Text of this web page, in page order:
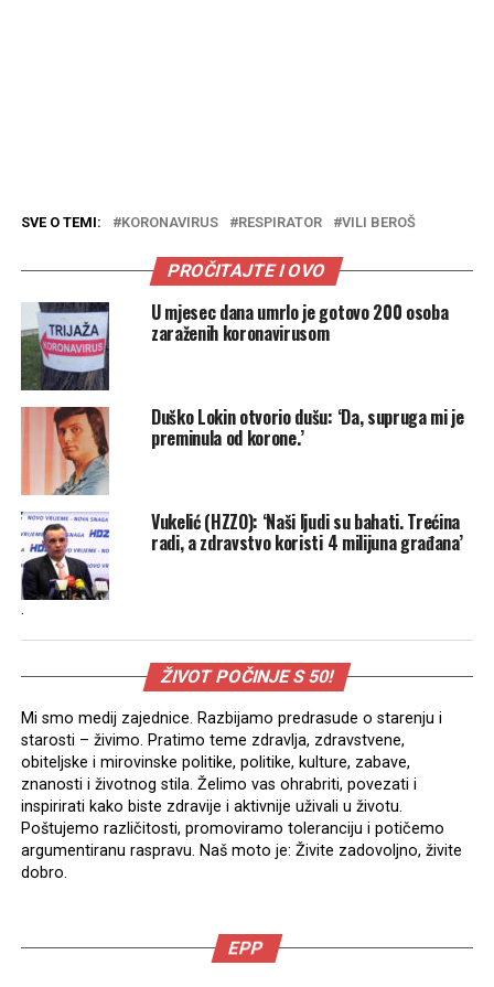
SVE O TEMI: KORONAVIRUS RESPIRATOR VILI BEROŠ
PROČITAJTE I OVO
U mjesec dana umrlo je gotovo 200 osoba
zaraženih koronavirusom
Duško Lokin otvorio dušu: ‘Da, supruga mi je
preminula od korone.’
Vukelić (HZZO): ‘Naši ljudi su bahati. Trećina
radi, a zdravstvo koristi 4 milijuna građana’
.
ŽIVOT POČINJE S 50!
Mi smo medij zajednice. Razbijamo predrasude o starenju i
starosti – živimo. Pratimo teme zdravlja, zdravstvene,
obiteljske i mirovinske politike, politike, kulture, zabave,
znanosti i životnog stila. Želimo vas ohrabriti, povezati i
inspirirati kako biste zdravije i aktivnije uživali u životu.
Poštujemo različitosti, promoviramo toleranciju i potičemo
argumentiranu raspravu. Naš moto je: Živite zadovoljno, živite
dobro.
EPP